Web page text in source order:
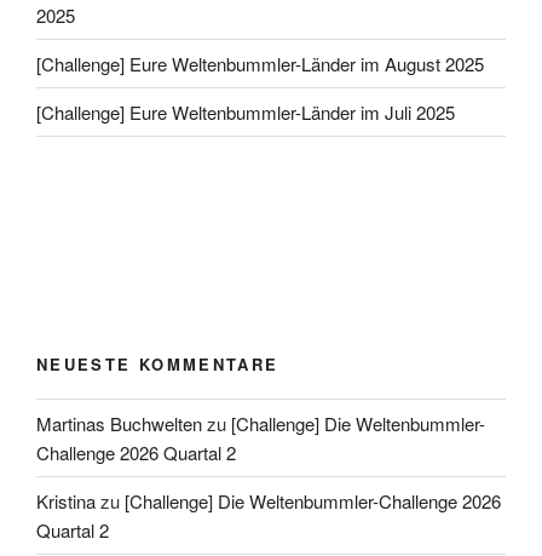
2025
[Challenge] Eure Weltenbummler-Länder im August 2025
[Challenge] Eure Weltenbummler-Länder im Juli 2025
NEUESTE KOMMENTARE
Martinas Buchweltenzu [Challenge] Die Weltenbummler-
Challenge 2026 Quartal 2
Kristinazu [Challenge] Die Weltenbummler-Challenge 2026
Quartal 2